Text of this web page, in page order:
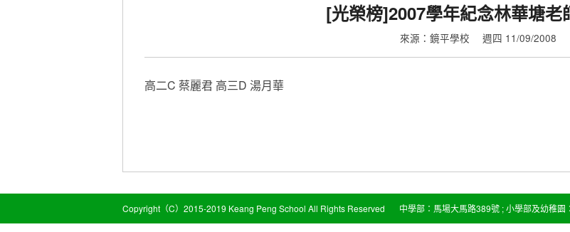
[光榮榜]2007學年紀念林華塘老
來源：鏡平學校 週四 11/09/2008
高二C 蔡麗君 高三D 湯月華
Copyright（C）2015-2019 Keang Peng School All Rights Reserved 中學部：馬場大馬路389號 ; 小學部及幼稚